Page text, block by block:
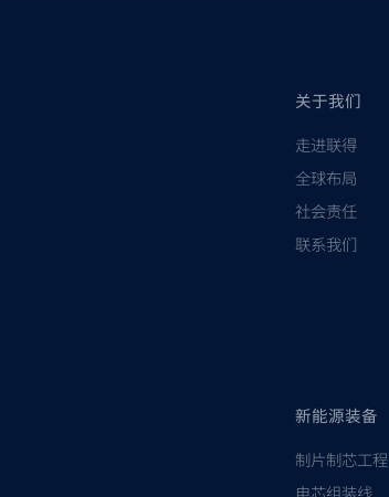
关于我们
走进联得
全球布局
社会责任
联系我们
新能源装备
制片制芯工程